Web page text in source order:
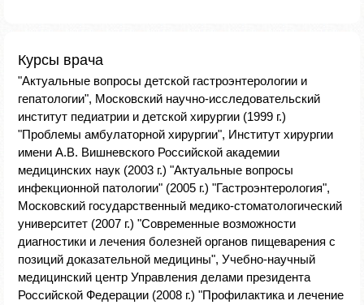
Курсы врача
"Актуальные вопросы детской гастроэнтерологии и
гепатологии", Московский научно-исследовательский
институт педиатрии и детской хирургии (1999 г.)
"Проблемы амбулаторной хирургии", Институт хирургии
имени А.В. Вишневского Российской академии
медицинских наук (2003 г.) "Актуальные вопросы
инфекционной патологии" (2005 г.) "Гастроэнтерология",
Московский государственный медико-стоматологический
университет (2007 г.) "Современные возможности
диагностики и лечения болезней органов пищеварения с
позиций доказательной медицины", Учебно-научный
медицинский центр Управления делами президента
Российской Федерации (2008 г.) "Профилактика и лечение